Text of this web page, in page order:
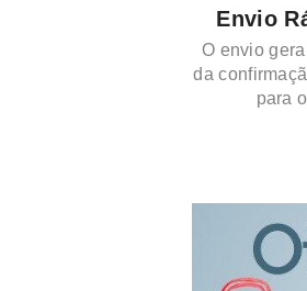
Envio
O envio
da
para